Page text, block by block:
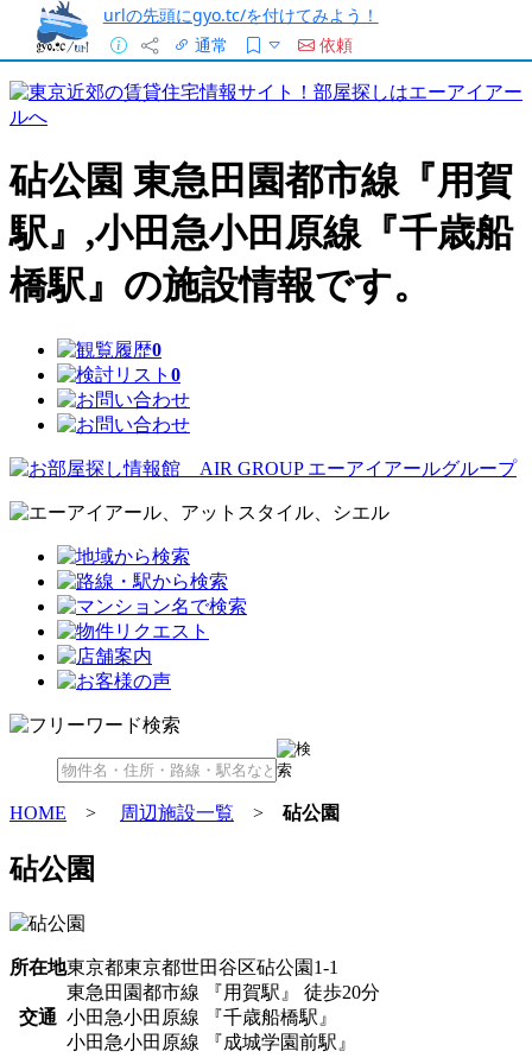
urlの先頭にgyo.tc/を付けてみよう！
通常
依頼